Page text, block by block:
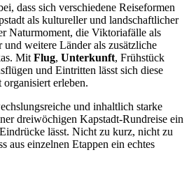
dass sich verschiedene Reiseformen
als kultureller und landschaftlicher
Naturmoment, die Viktoriafälle als
weitere Länder als zusätzliche
Mit Flug, Unterkunft, Frühstück
und Eintritten lässt sich diese
organisiert erleben.
und inhaltlich starke
dreiwöchigen Kapstadt-Rundreise ein
lässt. Nicht zu kurz, nicht zu
aus einzelnen Etappen ein echtes